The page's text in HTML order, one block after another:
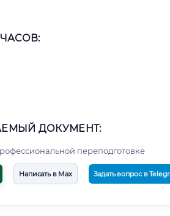
ДОКУМЕНТ:
переподготовке
Написать в Max Задать вопрос в